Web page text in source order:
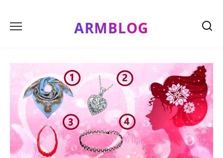
content
ARMBLOG